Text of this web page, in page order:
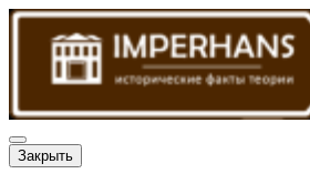
Закрыть